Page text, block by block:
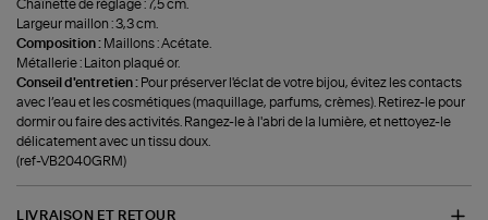
Chaînette de réglage : 7,5 cm.
Largeur maillon : 3,3 cm.
Composition : Maillons : Acétate.
Métallerie : Laiton plaqué or.
Conseil d'entretien : Pour préserver l'éclat de votre bijou, évitez les contacts
avec l’eau et les cosmétiques (maquillage, parfums, crèmes). Retirez-le pour
dormir ou faire des activités. Rangez-le à l'abri de la lumière, et nettoyez-le
délicatement avec un tissu doux.
(ref-VB2040GRM)
LIVRAISON ET RETOUR